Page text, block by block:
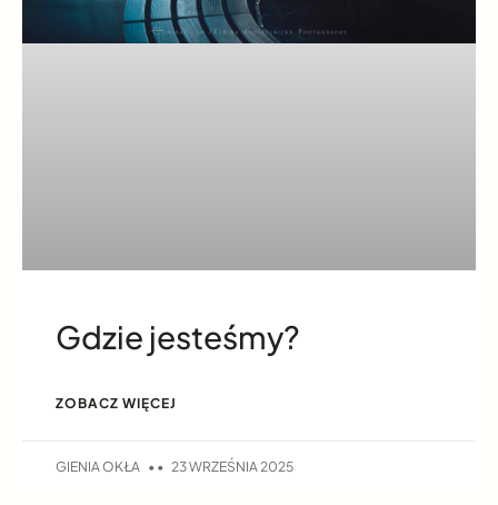
Gdzie jesteśmy?
ZOBACZ WIĘCEJ
GIENIA OKŁA 23 WRZEŚNIA 2025